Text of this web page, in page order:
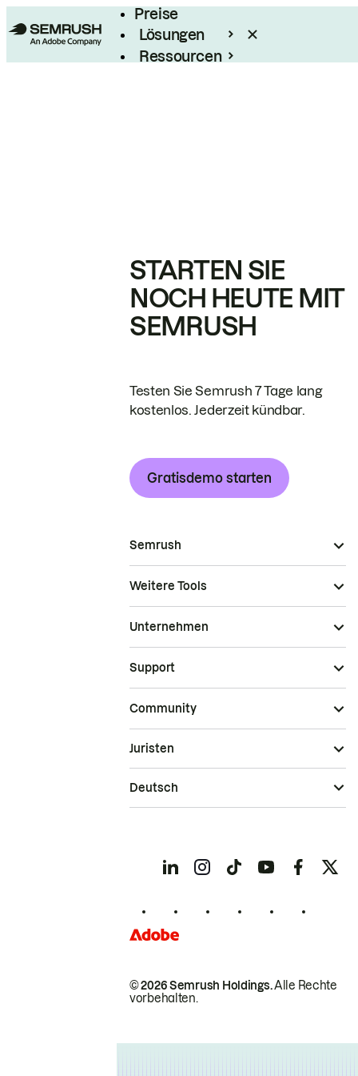
Preise
Lösungen
Ressourcen
STARTEN SIE
NOCH HEUTE MIT
SEMRUSH
Testen Sie Semrush 7 Tage lang
kostenlos. Jederzeit kündbar.
Gratisdemo starten
Semrush
Weitere Tools
Unternehmen
Support
Community
© 2026 Semrush Holdings.Alle Rechte
vorbehalten.
Juristen
Deutsch